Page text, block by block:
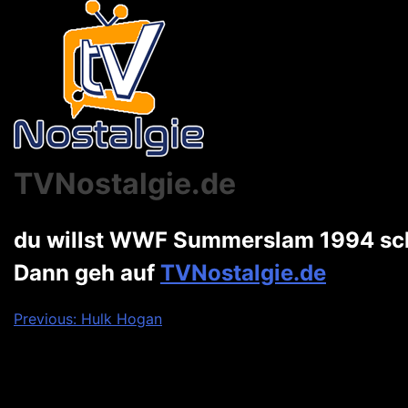
TVNostalgie.de
du willst WWF Summerslam 1994
Dann geh auf TVNostalgie.de
Beitragsnavigation
Previous: Hulk Hogan